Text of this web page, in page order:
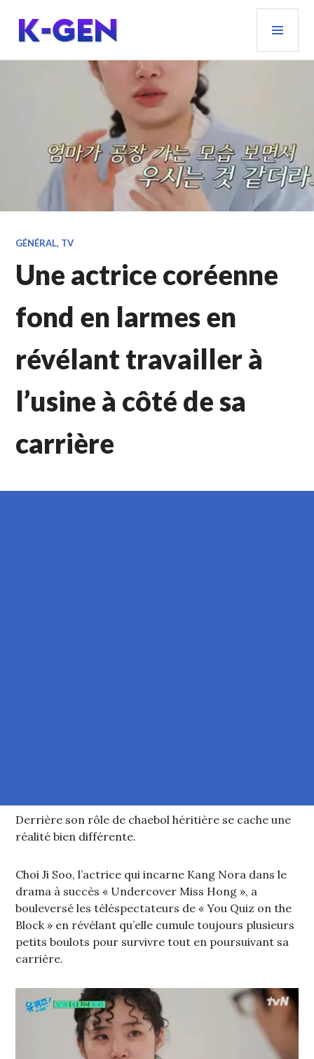
contenu
principal
K-GEN
GÉNÉRAL, TV
Une actrice coréenne
fond en larmes en
révélant travailler à
l’usine à côté de sa
carrière
Derrière son rôle de chaebol héritière se cache une
réalité bien différente.
Choi Ji Soo, l’actrice qui incarne Kang Nora dans le
drama à succès « Undercover Miss Hong », a
bouleversé les téléspectateurs de « You Quiz on the
Block » en révélant qu’elle cumule toujours plusieurs
petits boulots pour survivre tout en poursuivant sa
carrière.